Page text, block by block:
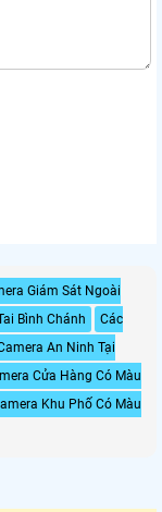
Giám Sát Ngoài
Bình Chánh
Các
An Ninh Tại
Cửa Hàng Có Màu
Khu Phố Có Màu